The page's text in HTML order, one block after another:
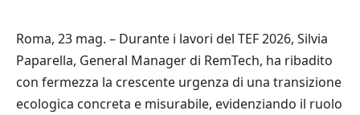
Roma, 23 mag. – Durante i lavori del TEF 2026, Silvia
Paparella, General Manager di RemTech, ha ribadito
con fermezza la crescente urgenza di una transizione
ecologica concreta e misurabile, evidenziando il ruolo